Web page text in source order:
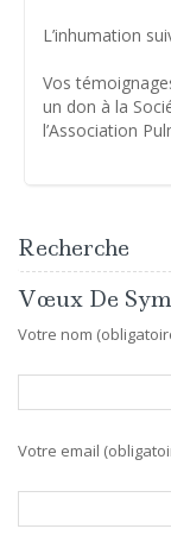
L’inhumation
Vos
un don à la
l’Association
Recherche
Vœux De
Votre nom
Votre email